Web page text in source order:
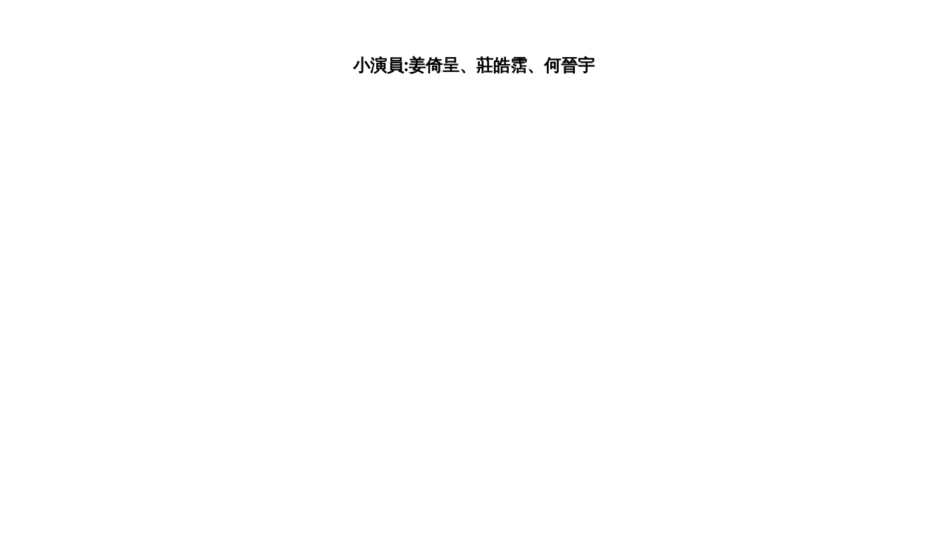
小演員:姜倚呈、莊皓霑、何晉宇